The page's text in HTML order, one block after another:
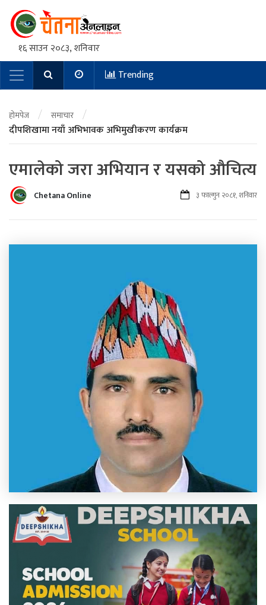
१६ साउन २०८३, शनिवार
Main NavigationTrending
होमपेज / समाचार /
दीपशिखामा नयाँ अभिभावक अभिमुखीकरण कार्यक्रम
एमालेको जरा अभियान र यसको औचित्य
Chetana Online ३ फाल्गुन २०८१, शनिवार